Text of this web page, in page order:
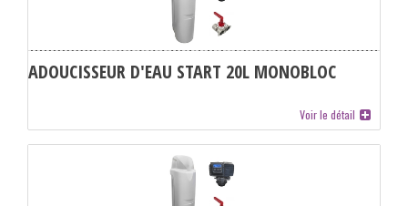
ADOUCISSEUR D'EAU START 20L MONOBLOC
Voir le détail